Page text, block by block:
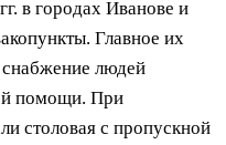
в городах Иванове и
Главное их
людей
помощи. При
столовая с пропускной